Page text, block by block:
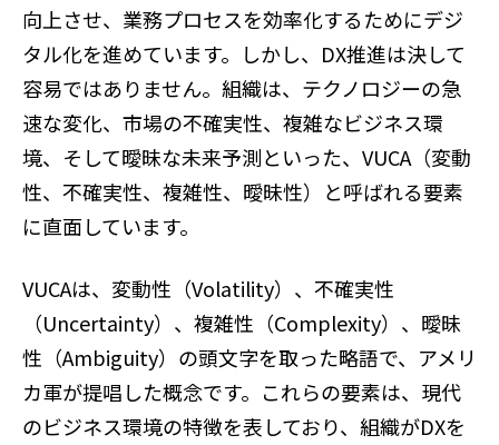
向上させ、業務プロセスを効率化するためにデジ
タル化を進めています。しかし、DX推進は決して
容易ではありません。組織は、テクノロジーの急
速な変化、市場の不確実性、複雑なビジネス環
境、そして曖昧な未来予測といった、VUCA（変動
性、不確実性、複雑性、曖昧性）と呼ばれる要素
に直面しています。
VUCAは、変動性（Volatility）、不確実性
（Uncertainty）、複雑性（Complexity）、曖昧
性（Ambiguity）の頭文字を取った略語で、アメリ
カ軍が提唱した概念です。これらの要素は、現代
のビジネス環境の特徴を表しており、組織がDXを